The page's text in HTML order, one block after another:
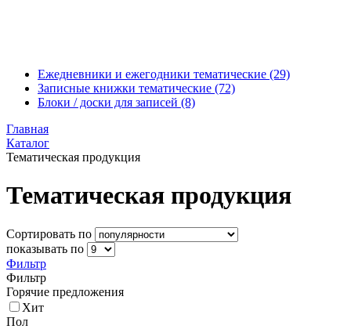
Ежедневники и ежегодники тематические (29)
Записные книжки тематические (72)
Блоки / доски для записей (8)
Главная
Каталог
Тематическая продукция
Тематическая продукция
Сортировать по
показывать по
Фильтр
Фильтр
Горячие предложения
Хит
Пол